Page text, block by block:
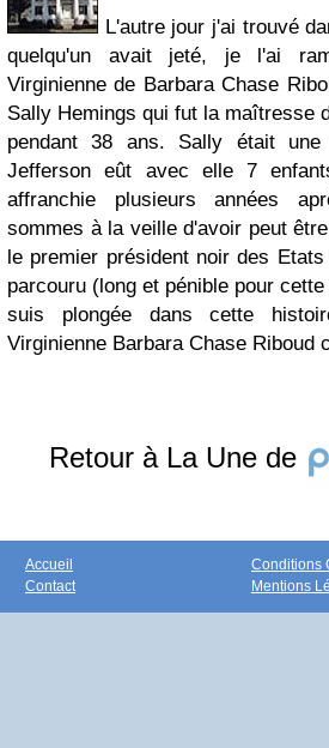
L'autre jour j'ai trouvé
quelqu'un avait jeté, je l'ai
Virginienne de Barbara Chase
Sally Hemings qui fut la maîtresse
pendant 38 ans. Sally était
Jefferson eût avec elle 7
affranchie plusieurs années
sommes à la veille d'avoir peut
le premier président noir des
parcouru (long et pénible pour
suis plongée dans cette
Virginienne Barbara Chase Riboud
Retour à La Une de
Accueil
Contact
Conditions
Mentions